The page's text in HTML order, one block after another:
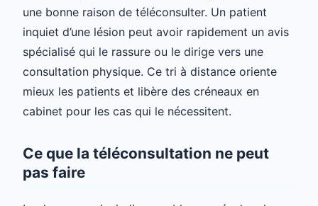
une bonne raison de téléconsulter. Un patient
inquiet d’une lésion peut avoir rapidement un avis
spécialisé qui le rassure ou le dirige vers une
consultation physique. Ce tri à distance oriente
mieux les patients et libère des créneaux en
cabinet pour les cas qui le nécessitent.
Ce que la téléconsultation ne peut
pas faire